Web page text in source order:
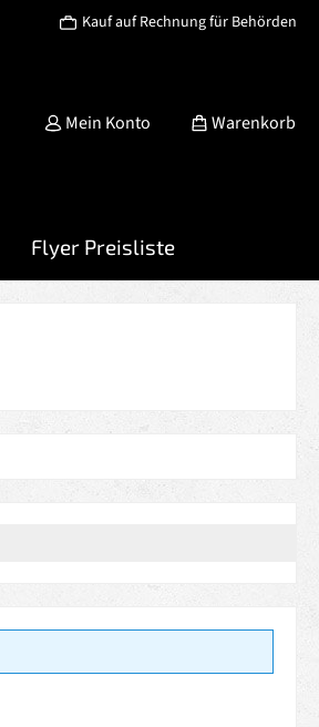
Kauf auf Rechnung für Behörden
Mein Konto Warenkorb
Flyer Preisliste